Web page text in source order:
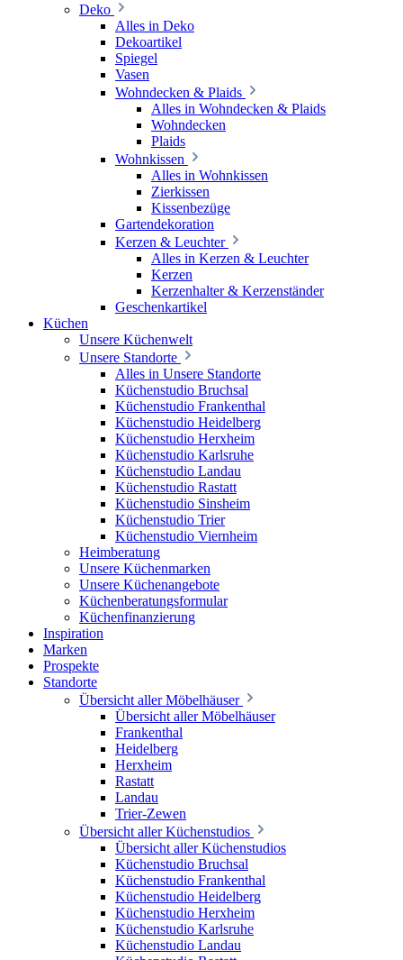
Deko
Alles in Deko
Dekoartikel
Spiegel
Vasen
Wohndecken & Plaids
Alles in Wohndecken & Plaids
Wohndecken
Plaids
Wohnkissen
Alles in Wohnkissen
Zierkissen
Kissenbezüge
Gartendekoration
Kerzen & Leuchter
Alles in Kerzen & Leuchter
Kerzen
Kerzenhalter & Kerzenständer
Geschenkartikel
Küchen
Unsere Küchenwelt
Unsere Standorte
Alles in Unsere Standorte
Küchenstudio Bruchsal
Küchenstudio Frankenthal
Küchenstudio Heidelberg
Küchenstudio Herxheim
Küchenstudio Karlsruhe
Küchenstudio Landau
Küchenstudio Rastatt
Küchenstudio Sinsheim
Küchenstudio Trier
Küchenstudio Viernheim
Heimberatung
Unsere Küchenmarken
Unsere Küchenangebote
Küchenberatungsformular
Küchenfinanzierung
Inspiration
Marken
Prospekte
Standorte
Übersicht aller Möbelhäuser
Übersicht aller Möbelhäuser
Frankenthal
Heidelberg
Herxheim
Rastatt
Landau
Trier-Zewen
Übersicht aller Küchenstudios
Übersicht aller Küchenstudios
Küchenstudio Bruchsal
Küchenstudio Frankenthal
Küchenstudio Heidelberg
Küchenstudio Herxheim
Küchenstudio Karlsruhe
Küchenstudio Landau